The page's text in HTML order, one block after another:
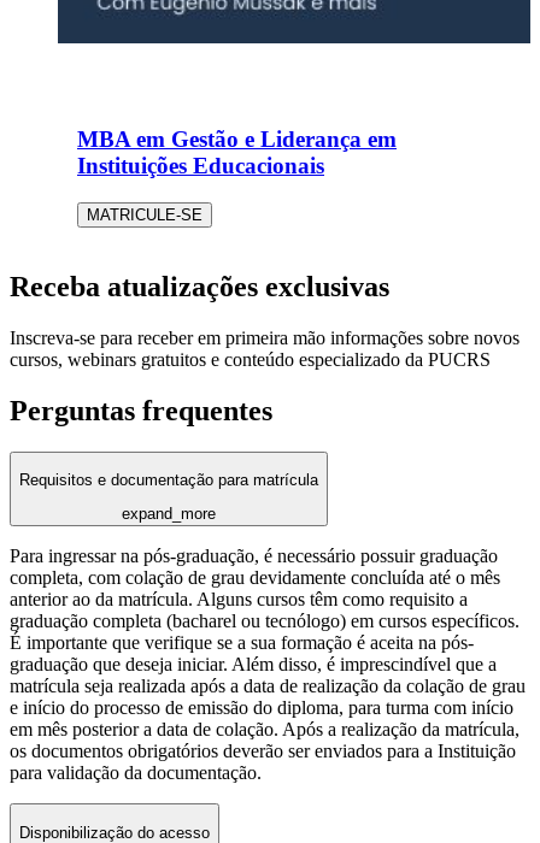
MBA em Gestão e Liderança em
Instituições Educacionais
MATRICULE-SE
Receba atualizações exclusivas
Inscreva-se para receber em primeira mão informações sobre novos
cursos, webinars gratuitos e conteúdo especializado da PUCRS
Perguntas frequentes
Requisitos e documentação para matrícula
expand_more
Para ingressar na pós-graduação, é necessário possuir graduação
completa, com colação de grau devidamente concluída até o mês
anterior ao da matrícula. Alguns cursos têm como requisito a
graduação completa (bacharel ou tecnólogo) em cursos específicos.
É importante que verifique se a sua formação é aceita na pós-
graduação que deseja iniciar. Além disso, é imprescindível que a
matrícula seja realizada após a data de realização da colação de grau
e início do processo de emissão do diploma, para turma com início
em mês posterior a data de colação. Após a realização da matrícula,
os documentos obrigatórios deverão ser enviados para a Instituição
para validação da documentação.
Disponibilização do acesso